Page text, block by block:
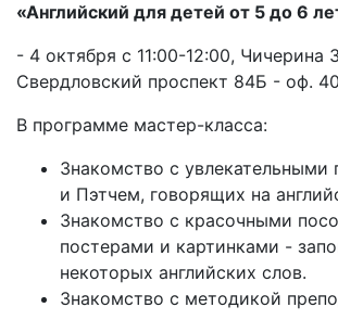
«Английский для детей от 5 до 6
- 4 октября с 11:00-12:00, Чичерина
Свердловский проспект 84Б - оф.
В программе мастер-класса:
Знакомство с увлекательными
и Пэтчем, говорящих на
Знакомство с красочными
постерами и картинками -
некоторых английских слов.
Знакомство с методикой